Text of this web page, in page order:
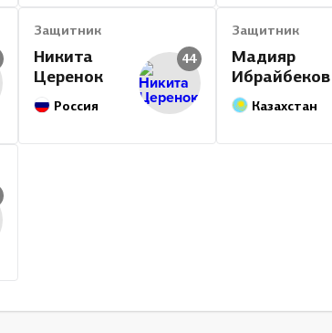
Защитник
Никита
Церенок
Россия
44
Защитник
Мадияр
Ибрайбеков
Казахстан